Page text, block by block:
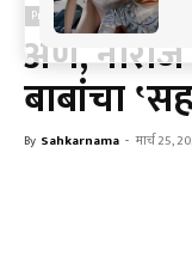
Previos News
अण, नाराज
बाबांचा
By Sahkarnama - मार्च 25,